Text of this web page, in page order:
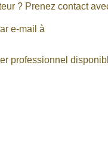
? Prenez contact
e-mail à
professionnel